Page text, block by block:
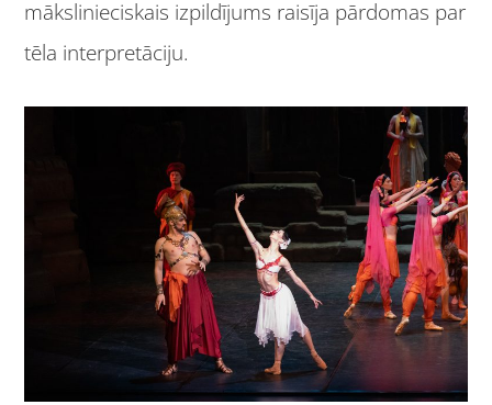
mākslinieciskais izpildījums raisīja pārdomas par
tēla interpretāciju.